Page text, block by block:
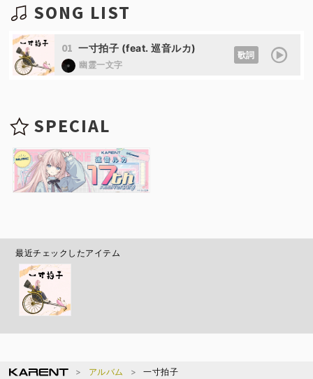
SONG LIST
01 一寸拍子 (feat. 巡音ルカ)
幽霊一文字
歌詞
SPECIAL
最近チェックしたアイテム
アルバム 一寸拍子